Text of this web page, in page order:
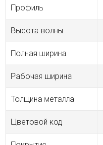
Профиль
Высота волны
Полная ширина
Рабочая ширина
Толщина металла
Цветовой код